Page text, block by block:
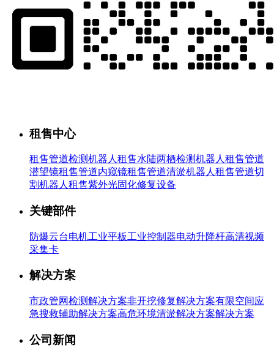
租售中心
租售管道检测机器人 租售水陆两栖检测机器人 租售管道
潜望镜租售管道内窥镜租售管道清淤机器人 租售管道切
割机器人 租售紫外光固化修复设备
关键部件
防爆云台电机工业平板工业控制器电动升降杆高清视频
采集卡
解决方案
市政管网检测解决方案非开挖修复解决方案有限空间应
急搜救辅助解决方案高危环境清淤解决方案解决方案
公司新闻